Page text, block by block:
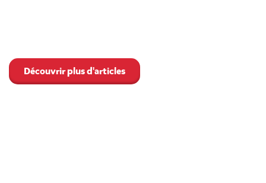
Découvrir plus d'articles